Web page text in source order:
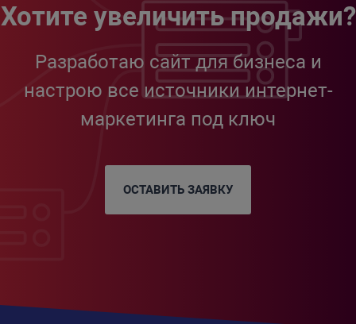
Хотите увеличить продажи?
Разработаю сайт для бизнеса и
настрою все источники интернет-
маркетинга под ключ
ОСТАВИТЬ ЗАЯВКУ